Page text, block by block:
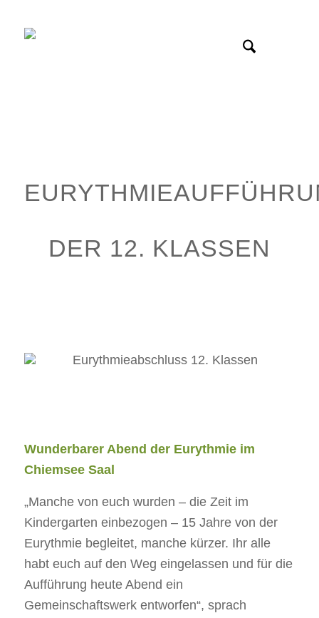
DER 12. KLASSEN
Wunderbarer Abend der Eurythmie im
Chiemsee Saal
„Manche von euch wurden – die Zeit im
Kindergarten einbezogen – 15 Jahre von der
Eurythmie begleitet, manche kürzer. Ihr alle
habt euch auf den Weg eingelassen und für die
Aufführung heute Abend ein
Gemeinschaftswerk entworfen“, sprach